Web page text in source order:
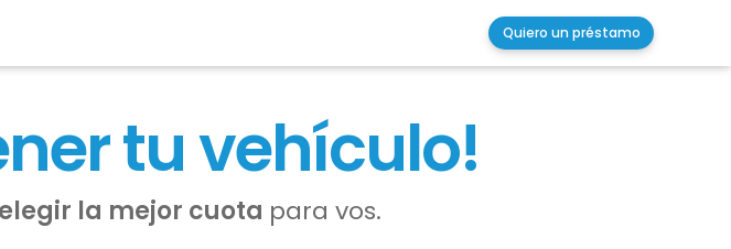
Quiero un préstamo
tu vehículo!
elegir la mejor cuota para vos.